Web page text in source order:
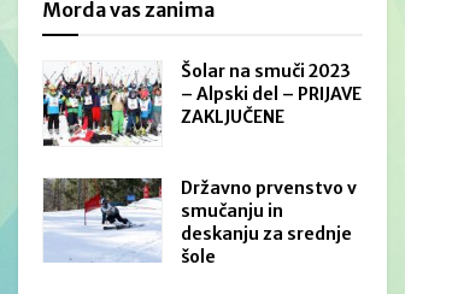
Morda vas zanima
Šolar na smuči 2023
– Alpski del – PRIJAVE
ZAKLJUČENE
Državno prvenstvo v
smučanju in
deskanju za srednje
šole